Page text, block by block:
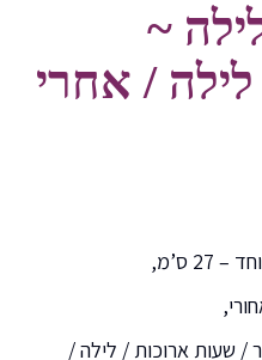
~
/ אחרי
ס’מ,
שעות ארוכות / לילה /